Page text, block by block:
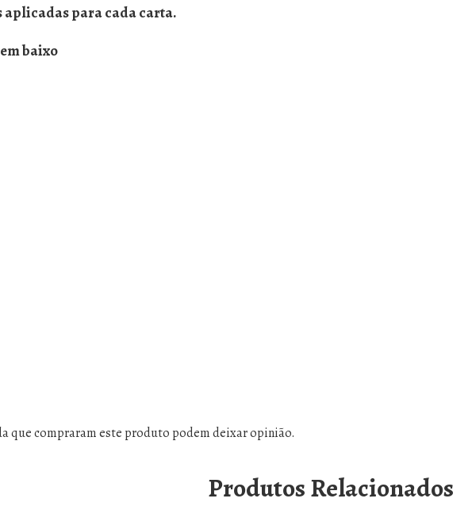
para cada carta.
baixo
que compraram este produto podem deixar opinião.
Produtos Relacionados